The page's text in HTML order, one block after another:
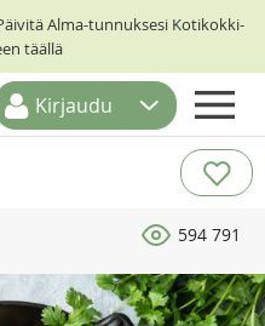
Alma-tunnuksesi Kotikokki-
täällä
Kirjaudu
594 791